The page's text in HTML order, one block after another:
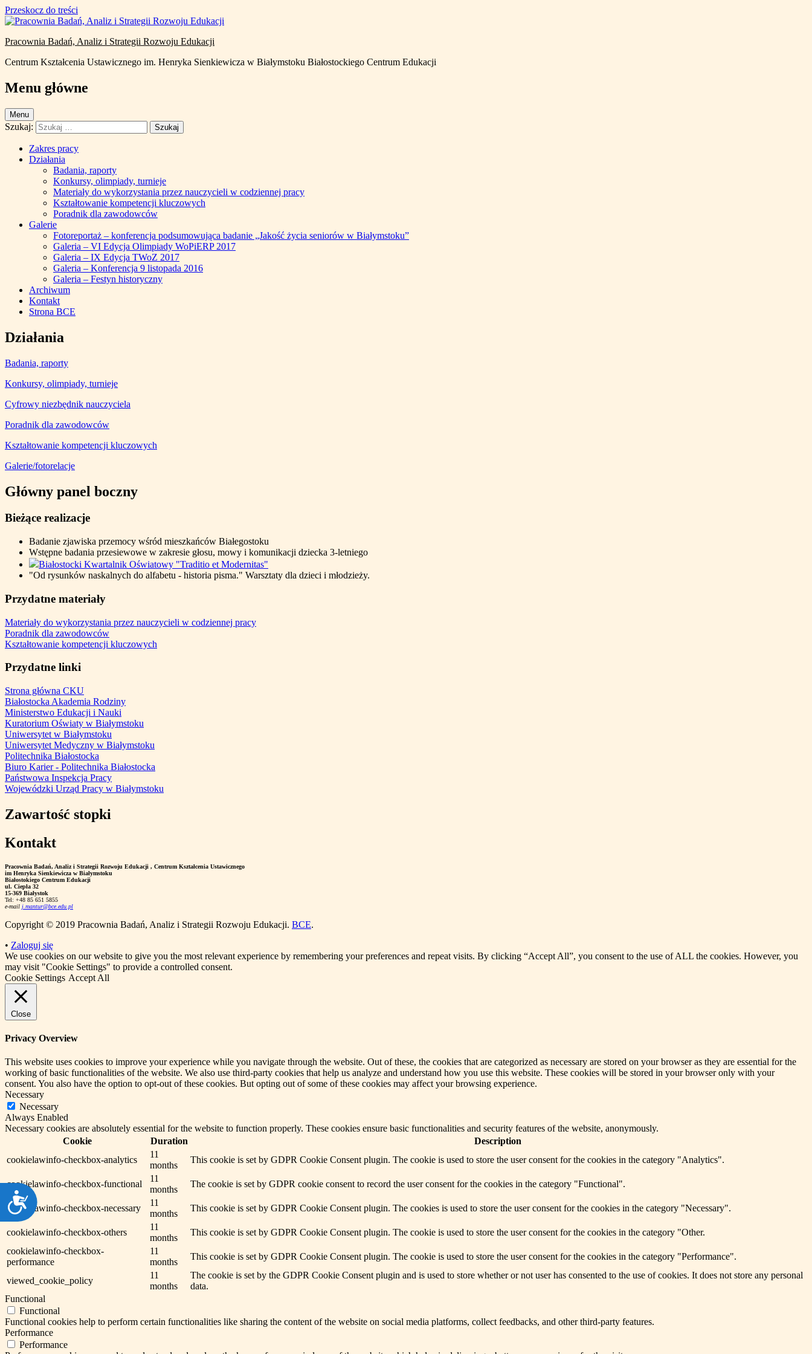
Uwaga:
Ta
strona
internetowa
zawiera
system
dostępu.
Naciśnij
Control-
F11,
dostosować
stronę
internetową
niedowidzących,
korzystają
Control-
F10,
menu
ułatwień
Dostępność
Przeskocz do treści
Pracownia Badań, Analiz i Strategii Rozwoju Edukacji
Centrum Kształcenia Ustawicznego im. Henryka Sienkiewicza w Białymstoku Białostockiego Centrum Edukacji
Menu główne
Menu
Szukaj:
Zakres pracy
Działania
Badania, raporty
Konkursy, olimpiady, turnieje
Materiały do wykorzystania przez nauczycieli w codziennej pracy
Kształtowanie kompetencji kluczowych
Poradnik dla zawodowców
Galerie
Fotoreportaż – konferencja podsumowująca badanie „Jakość życia seniorów w Białymstoku”
Galeria – VI Edycja Olimpiady WoPiERP 2017
Galeria – IX Edycja TWoZ 2017
Galeria – Konferencja 9 listopada 2016
Galeria – Festyn historyczny
Archiwum
Kontakt
Strona BCE
Działania
Badania, raporty
Konkursy, olimpiady, turnieje
Cyfrowy niezbędnik nauczyciela
Poradnik dla zawodowców
Kształtowanie kompetencji kluczowych
Galerie/fotorelacje
Główny panel boczny
Bieżące realizacje
Badanie zjawiska przemocy wśród mieszkańców Białegostoku
Wstępne badania przesiewowe w zakresie głosu, mowy i komunikacji dziecka 3-letniego
Białostocki Kwartalnik Oświatowy "Traditio et Modernitas"
"Od rysunków naskalnych do alfabetu - historia pisma." Warsztaty dla dzieci i młodzieży.
Przydatne materiały
Materiały do wykorzystania przez nauczycieli w codziennej pracy
Poradnik dla zawodowców
Kształtowanie kompetencji kluczowych
Przydatne linki
Strona główna CKU
Białostocka Akademia Rodziny
Ministerstwo Edukacji i Nauki
Kuratorium Oświaty w Białymstoku
Uniwersytet w Białymstoku
Uniwersytet Medyczny w Białymstoku
Politechnika Białostocka
Biuro Karier - Politechnika Białostocka
Państwowa Inspekcja Pracy
Wojewódzki Urząd Pracy w Białymstoku
Zawartość stopki
Kontakt
Pracownia Badań, Analiz i Strategii Rozwoju Edukacji , Centrum Kształcenia Ustawicznego
im Henryka Sienkiewicza w Białymstoku
Białostokiego Centrum Edukacji
ul. Ciepła 32
15-369 Białystok
Tel: +48 85 651 5855
e-mail j.mantur@bce.edu.pl
Copyright © 2019 Pracownia Badań, Analiz i Strategii Rozwoju Edukacji. BCE.
• Zaloguj się
We use cookies on our website to give you the most relevant experience by remembering your preferences and repeat visits. By clicking “Accept All”, you consent to the use of ALL the cookies. However, you
may visit "Cookie Settings" to provide a controlled consent.
Cookie Settings Accept All
Close
Privacy Overview
This website uses cookies to improve your experience while you navigate through the website. Out of these, the cookies that are categorized as necessary are stored on your browser as they are essential for the
working of basic functionalities of the website. We also use third-party cookies that help us analyze and understand how you use this website. These cookies will be stored in your browser only with your
consent. You also have the option to opt-out of these cookies. But opting out of some of these cookies may affect your browsing experience.
Necessary
Necessary
Always Enabled
Necessary cookies are absolutely essential for the website to function properly. These cookies ensure basic functionalities and security features of the website, anonymously.
Cookie
Duration
Description
cookielawinfo-checkbox-analytics
11
months
This cookie is set by GDPR Cookie Consent plugin. The cookie is used to store the user consent for the cookies in the category "Analytics".
cookielawinfo-checkbox-functional
11
months
The cookie is set by GDPR cookie consent to record the user consent for the cookies in the category "Functional".
cookielawinfo-checkbox-necessary
11
months
This cookie is set by GDPR Cookie Consent plugin. The cookies is used to store the user consent for the cookies in the category "Necessary".
cookielawinfo-checkbox-others
11
months
This cookie is set by GDPR Cookie Consent plugin. The cookie is used to store the user consent for the cookies in the category "Other.
cookielawinfo-checkbox-
performance
11
months
This cookie is set by GDPR Cookie Consent plugin. The cookie is used to store the user consent for the cookies in the category "Performance".
viewed_cookie_policy
11
months
The cookie is set by the GDPR Cookie Consent plugin and is used to store whether or not user has consented to the use of cookies. It does not store any personal
data.
Functional
Functional
Functional cookies help to perform certain functionalities like sharing the content of the website on social media platforms, collect feedbacks, and other third-party features.
Performance
Performance